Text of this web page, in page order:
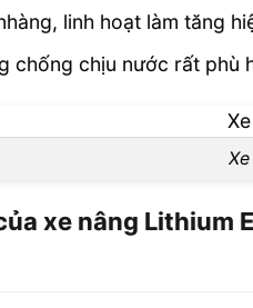
linh hoạt làm tăng
chống chịu nước rất phù
xe nâng Lithium